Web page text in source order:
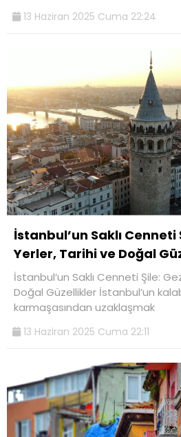
13 Haziran 2025 Cuma 22:24
İstanbul’un Saklı
Yerler, Tarihi ve Doğal
İstanbul’un Saklı Cenneti Şile:
Doğal Güzellikler İstanbul’un
karmaşasından uzaklaşmak
13 Haziran 2025 Cuma 22:11